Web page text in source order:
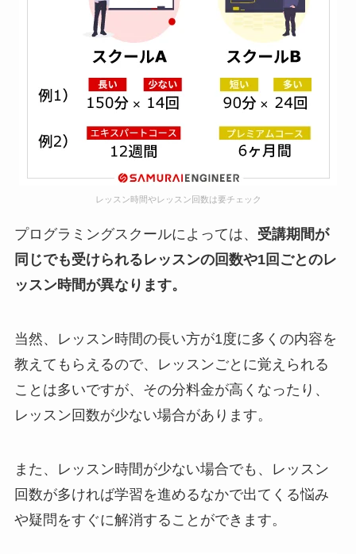
レッスン時間やレッスン回数は要チェック
プログラミングスクールによっては、 受講期間が
同じでも受けられるレッスンの回数や1回ごとのレ
ッスン時間が異なります。
当然、レッスン時間の長い方が1度に多くの内容を
教えてもらえるので、レッスンごとに覚えられる
ことは多いですが、その分料金が高くなったり、
レッスン回数が少ない場合があります。
また、レッスン時間が少ない場合でも、レッスン
回数が多ければ学習を進めるなかで出てくる悩み
や疑問をすぐに解消することができます。